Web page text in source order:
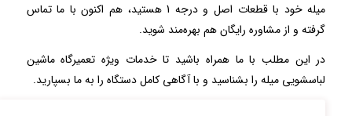
میله خود با قطعات اصل و درجه 1 هستید، هم اکنون با ما تماس
گرفته و از مشاوره رایگان هم بهره‌مند شوید.
در این مطلب با ما همراه باشید تا خدمات ویژه تعمیرگاه ماشین
لباسشویی میله را بشناسید و با آگاهی کامل دستگاه را به ما بسپارید.